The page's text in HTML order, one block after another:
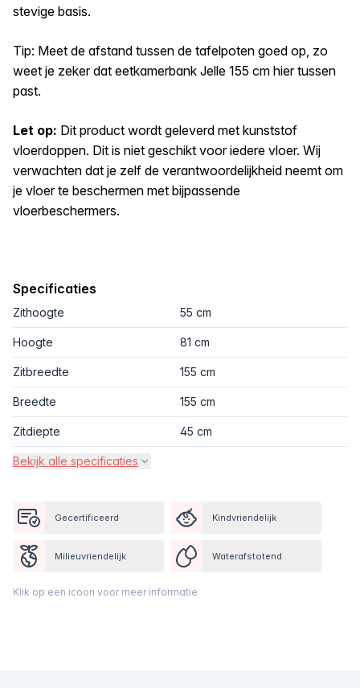
stevige basis.
Tip: Meet de afstand tussen de tafelpoten goed op, zo
weet je zeker dat eetkamerbank Jelle 155 cm hier tussen
past.
Let op: Dit product wordt geleverd met kunststof
vloerdoppen. Dit is niet geschikt voor iedere vloer. Wij
verwachten dat je zelf de verantwoordelijkheid neemt om
je vloer te beschermen met bijpassende
vloerbeschermers.
Specificaties
Zithoogte 55 cm
Hoogte 81 cm
Zitbreedte 155 cm
Breedte 155 cm
Zitdiepte 45 cm
Bekijk alle specificaties
Gecertificeerd Kindvriendelijk
Milieuvriendelijk Waterafstotend
Klik op een icoon voor meer informatie